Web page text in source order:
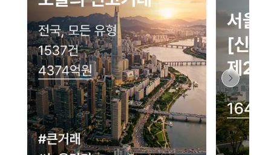
네이버 지도 연결 안내
현재 네이버 지도 연결이 원활하지 않아 지도를 불러올 수 없습니다.
이용에 불편을 드려 죄송합니다.
다시 시도